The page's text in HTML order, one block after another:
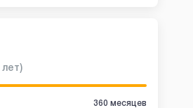
лет)
360 месяцев